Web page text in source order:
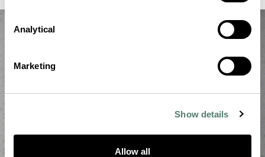
Analytical
Marketing
Show details
Allow all